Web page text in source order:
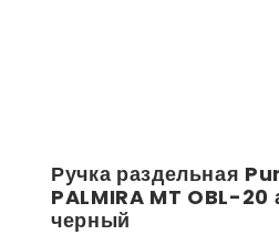
Ручка раздельная
PALMIRA MT OBL-20
черный